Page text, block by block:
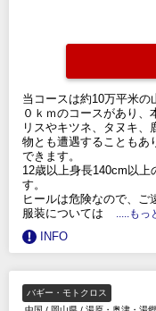
当コースは約10万平米の
０ｋｍのコースがあり、
リスやキツネ、タヌキ
物とも遭遇することもあ
できます。
12歳以上身長140cm以上
す。
ヒールは危険なので、ご
服装については
.....もっ
INFO
バギー・モトクロス